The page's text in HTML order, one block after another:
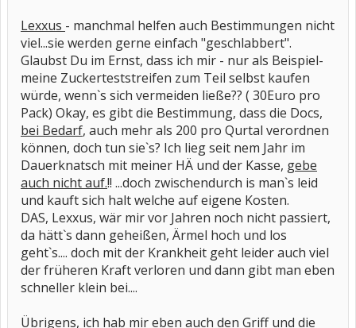
Lexxus - manchmal helfen auch Bestimmungen nicht
viel...sie werden gerne einfach "geschlabbert".
Glaubst Du im Ernst, dass ich mir - nur als Beispiel-
meine Zuckerteststreifen zum Teil selbst kaufen
würde, wenn`s sich vermeiden ließe?? ( 30Euro pro
Pack) Okay, es gibt die Bestimmung, dass die Docs,
bei Bedarf, auch mehr als 200 pro Qurtal verordnen
können, doch tun sie`s? Ich lieg seit nem Jahr im
Dauerknatsch mit meiner HÄ und der Kasse, gebe
auch nicht auf.!! ...doch zwischendurch is man`s leid
und kauft sich halt welche auf eigene Kosten.
DAS, Lexxus, wär mir vor Jahren noch nicht passiert,
da hätt`s dann geheißen, Ärmel hoch und los
geht`s.... doch mit der Krankheit geht leider auch viel
der früheren Kraft verloren und dann gibt man eben
schneller klein bei....
Übrigens, ich hab mir eben auch den Griff und die